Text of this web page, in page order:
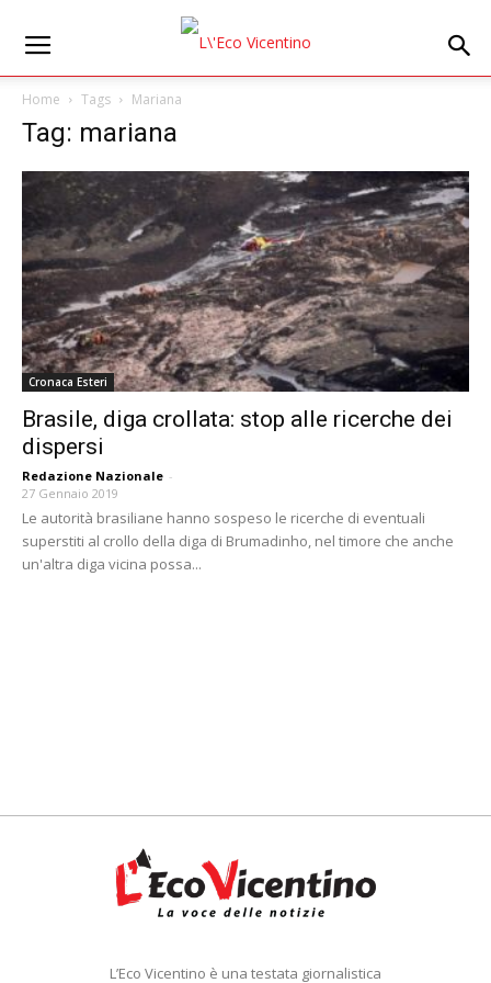
Home Tags Mariana
Tag: mariana
Cronaca Esteri
Brasile, diga crollata: stop alle ricerche dei
dispersi
Redazione Nazionale -
27 Gennaio 2019
Le autorità brasiliane hanno sospeso le ricerche di eventuali
superstiti al crollo della diga di Brumadinho, nel timore che anche
un'altra diga vicina possa...
L’Eco Vicentino è una testata giornalistica